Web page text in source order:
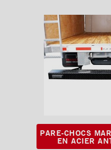
Profilés d'arrimage
Éclairages intérieur
Rampes
Finitions intérieures
Échelles et passerelles
Caméra de recul
PARE-CHOCS
EN ACIER